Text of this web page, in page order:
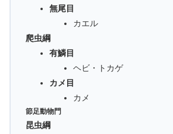
無尾目
カエル
爬虫綱
有鱗目
ヘビ・トカゲ
カメ目
カメ
節足動物門
昆虫綱